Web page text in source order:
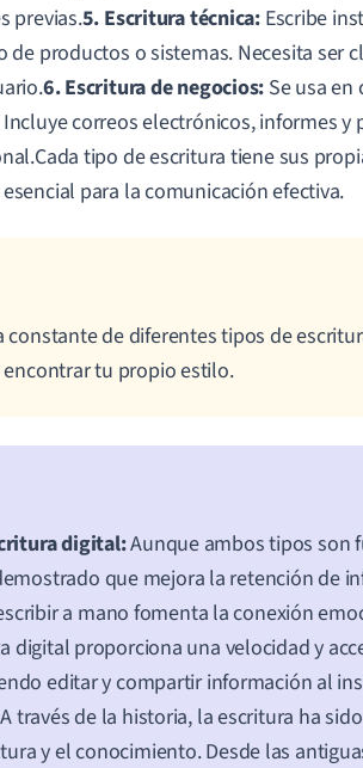
previas.5. Escritura técnica: Escribe
productos o sistemas. Necesita ser
6. Escritura de negocios: Se usa
correos electrónicos, informes y
tipo de escritura tiene sus
para la comunicación efectiva.
constante de diferentes tipos de
tu propio estilo.
digital:Aunque ambos tipos son
que mejora la retención de
a mano fomenta la conexión
digital proporciona una velocidad y
editar y compartir información al
través de la historia, la escritura ha
y el conocimiento. Desde las